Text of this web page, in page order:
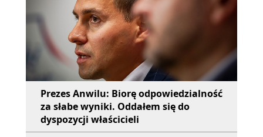
Prezes Anwilu: Biorę odpowiedzialność
za słabe wyniki. Oddałem się do
dyspozycji właścicieli